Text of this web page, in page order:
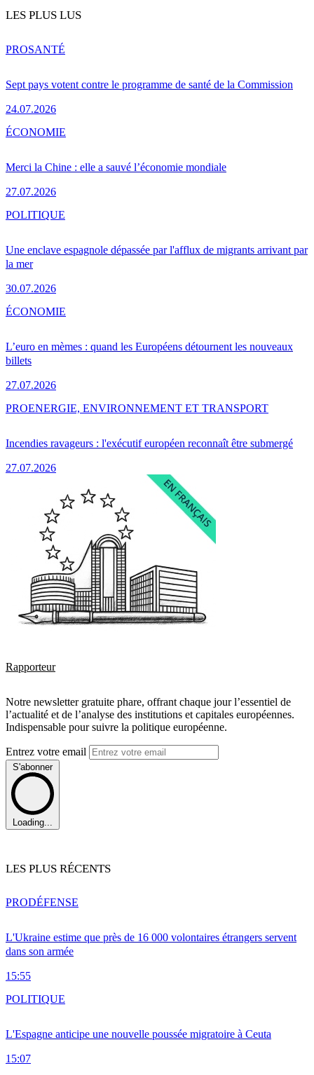
LES PLUS LUS
Sept pays votent contre le programme de santé de la Commission
24.07.2026
PROSANTÉ
Merci la Chine : elle a sauvé l’économie mondiale
27.07.2026
ÉCONOMIE
Une enclave espagnole dépassée par l'afflux de migrants arrivant par
la mer
30.07.2026
POLITIQUE
L’euro en mèmes : quand les Européens détournent les nouveaux
billets
27.07.2026
ÉCONOMIE
Incendies ravageurs : l'exécutif européen reconnaît être submergé
27.07.2026
PROENERGIE, ENVIRONNEMENT ET TRANSPORT
Rapporteur
Notre newsletter gratuite phare, offrant chaque jour l’essentiel de
l’actualité et de l’analyse des institutions et capitales européennes.
Indispensable pour suivre la politique européenne.
Entrez votre email
S'abonner
Loading...
LES PLUS RÉCENTS
L'Ukraine estime que près de 16 000 volontaires étrangers servent
dans son armée
15:55
PRODÉFENSE
L'Espagne anticipe une nouvelle poussée migratoire à Ceuta
15:07
POLITIQUE